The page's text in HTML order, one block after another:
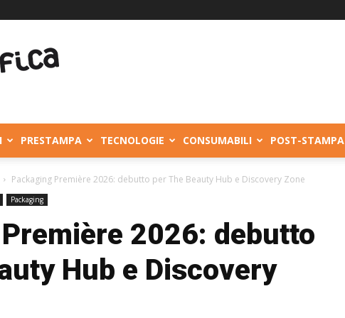
PRESTAMPA TECNOLOGIE CONSUMABILI POST-STAMPA
Packaging Première 2026: debutto per The Beauty Hub e Discovery Zone
Packaging
2026: debutto
Hub e Discovery